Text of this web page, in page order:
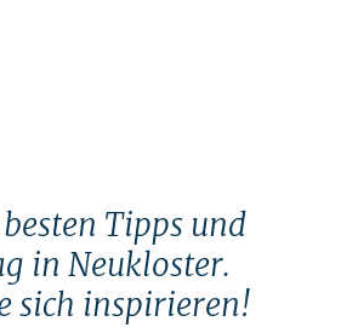
Tipps und
in Neukloster.
sich inspirieren!